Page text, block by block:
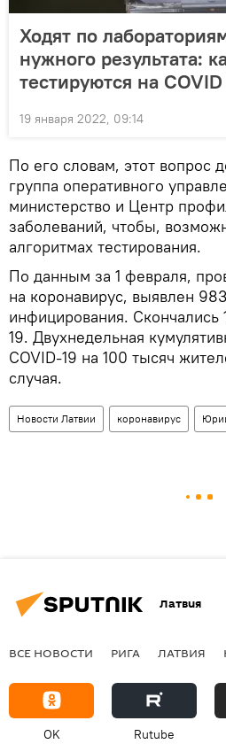
Ходят по
нужного результата:
тестируются на COVID
19 января 2022, 09:14
По его словам, этот вопрос
группа оперативного
министерство и Центр
заболеваний, чтобы,
алгоритмах тестирования.
По данным за 1 февраля,
на коронавирус, выявлен
инфицирования. Скончались
19. Двухнедельная
COVID-19 на 100 тысяч
случая.
Новости Латвии коронавирус
Латвия
ВСЕ НОВОСТИ РИГА ЛАТВИЯ
OK Rutube